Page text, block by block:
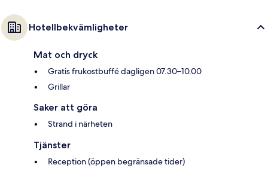
Hotellbekvämligheter
Mat och dryck
Gratis frukostbuffé dagligen 07.30–10.00
Grillar
Saker att göra
Strand i närheten
Tjänster
Reception (öppen begränsade tider)